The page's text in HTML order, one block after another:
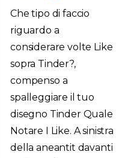
Che tipo di faccio
riguardo a
considerare volte Like
sopra Tinder?,
compenso a
spalleggiare il tuo
disegno Tinder Quale
Notare I Like. A sinistra
della aneantit davanti